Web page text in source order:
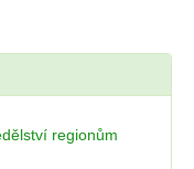
regionům